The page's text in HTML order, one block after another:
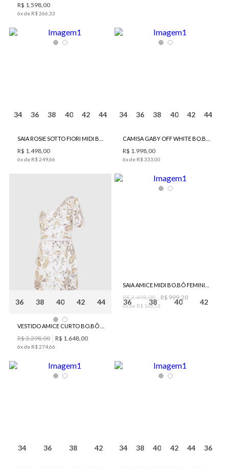
R$ 1 598 00
6x de R$266 33
34 36 38 40 42 44
R$ 1.498,00
6x de R$24966
34 36 38 40 42 44
R$ 1.998,00
6x de R$333 00
36 38 40 42 44
R$3.298,00 R$ 1 648 00
6x de R$27466
36 38 40 42
R$2.498,00 R$ 999 20
6x de R$ 166,53
34 36 38 42 34 38 40 42 44 36